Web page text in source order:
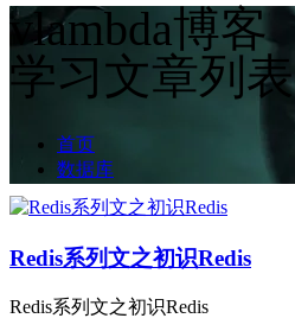
vlambda博客
学习文章列表
首页
数据库
Redis系列文之初识Redis
Redis系列文之初识Redis